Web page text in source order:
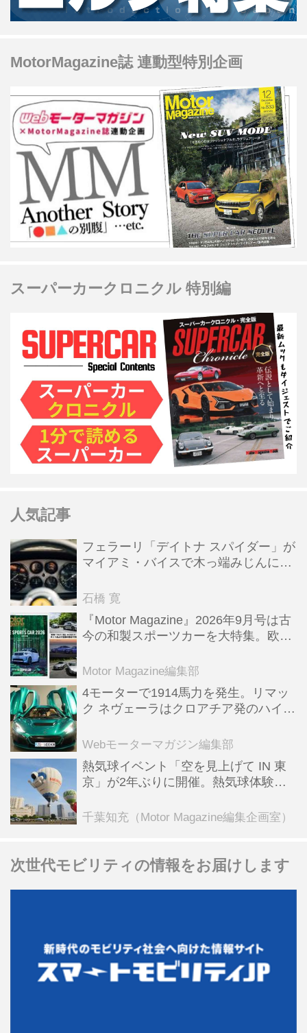
MotorMagazine誌 連動型特別企画
スーパーカークロニクル 特別編
人気記事
フェラーリ「デイトナ スパイダー」が
マイアミ・バイスで木っ端みじんにな
石橋 寛
『Motor Magazine』2026年9月号は古
今の和製スポーツカーを大特集。欧州
Motor Magazine編集部
4モーターで1914馬力を発生。リマッ
ク ネヴェーラはクロアチア発のハイパ
全版／115】
Webモーターマガジン編集部
熱気球イベント「空を見上げて IN 東
京」が2年ぶりに開催。熱気球体験搭
ンテンツも
千葉知充（Motor Magazine編集企画室）
次世代モビリティの情報をお届けします